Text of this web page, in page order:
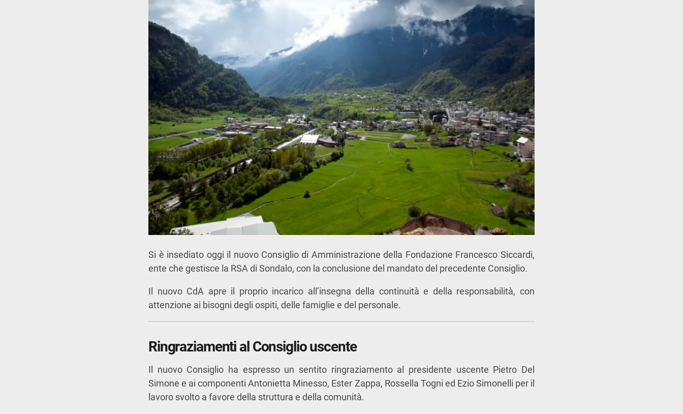
Si è insediato oggi il nuovo Consiglio di Amministrazione della Fondazione Francesco Siccardi,
ente che gestisce la RSA di Sondalo, con la conclusione del mandato del precedente Consiglio.
Il nuovo CdA apre il proprio incarico all’insegna della continuità e della responsabilità, con
attenzione ai bisogni degli ospiti, delle famiglie e del personale.
Ringraziamenti al Consiglio uscente
Il nuovo Consiglio ha espresso un sentito ringraziamento al presidente uscente Pietro Del
Simone e ai componenti Antonietta Minesso, Ester Zappa, Rossella Togni ed Ezio Simonelli per il
lavoro svolto a favore della struttura e della comunità.